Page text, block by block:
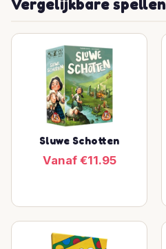
Sluwe Schotten
Vanaf €11.95